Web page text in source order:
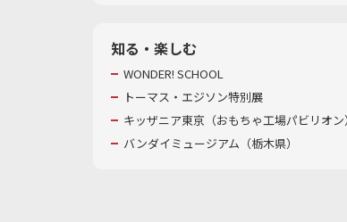
知る・楽しむ
WONDER! SCHOOL
トーマス・エジソン特別展
キッザニア東京（おもちゃ工場パビリオ
バンダイミュージアム（栃木県）